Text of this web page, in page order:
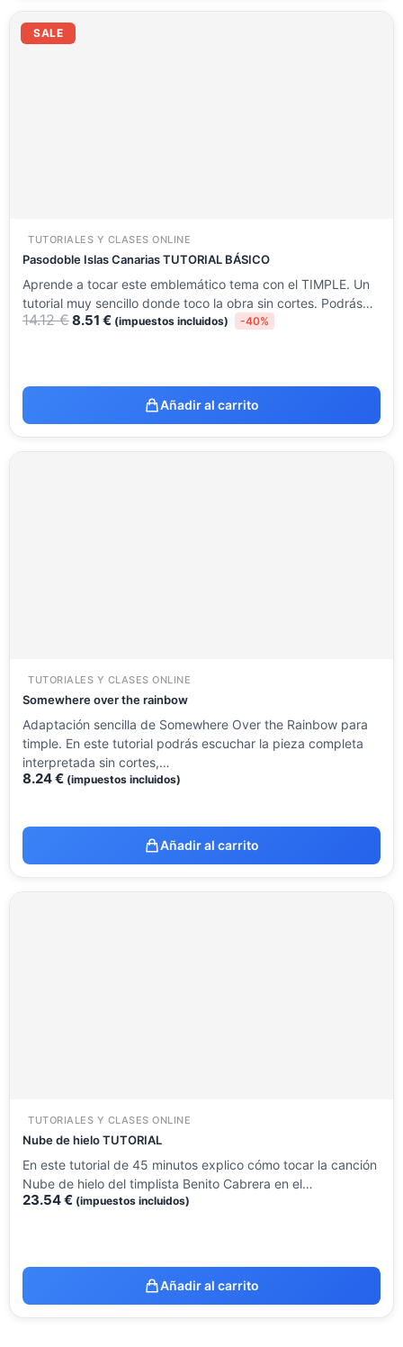
SALE
TUTORIALES Y CLASES ONLINE
Pasodoble Islas Canarias TUTORIAL BÁSICO
Aprende a tocar este emblemático tema con el TIMPLE. Un
tutorial muy sencillo donde toco la obra sin cortes. Podrás…
14.12€
precio
original
8.51 € (impuestos incluidos) -40%
Añadir al carrito
TUTORIALES Y CLASES ONLINE
Somewhere over the rainbow
Adaptación sencilla de Somewhere Over the Rainbow para
timple. En este tutorial podrás escuchar la pieza completa
interpretada sin cortes,…
8.24€ (impuestos incluidos)
Añadir al carrito
TUTORIALES Y CLASES ONLINE
Nube de hielo TUTORIAL
En este tutorial de 45 minutos explico cómo tocar la canción
Nube de hielo del timplista Benito Cabrera en el…
23.54€ (impuestos incluidos)
Añadir al carrito